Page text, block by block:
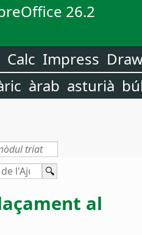
26.2
Calc Impress
àrab asturià
al